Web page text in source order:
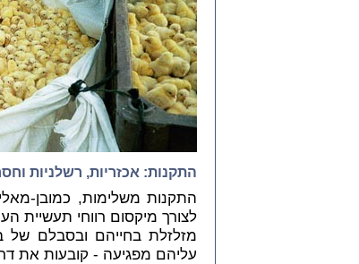
התקנות: אכזריות, רשלניות
התקנות משלימות, כמובן-
לצורך מיקסום רווחי תעשיית
מזלזלת בחייהם ובסבלם של
עליהם מפגיעה - קובעות את